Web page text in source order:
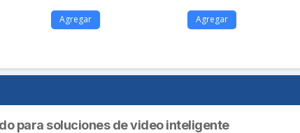
Agregar Agregar
para soluciones de video inteligente